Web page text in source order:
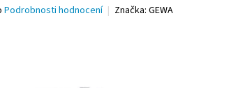
Podrobnosti hodnocení Značka: GEWA